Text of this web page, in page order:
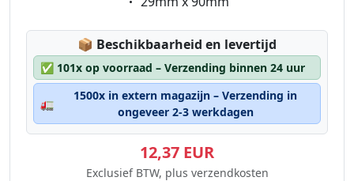
📦 Lagerstatus:
Beschikbaarheid en levertijd
✅ 101x op voorraad – Verzending binnen 24 uur
🚛
1500x in extern magazijn – Verzending in
ongeveer 2-3 werkdagen
12,37 EUR
Exclusief BTW, plus verzendkosten